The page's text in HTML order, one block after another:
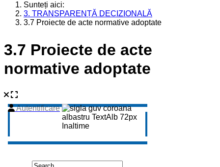
Sunteți aici:
3. TRANSPARENȚĂ DECIZIONALĂ
3.7 Proiecte de acte normative adoptate
3.7 Proiecte de acte
normative adoptate